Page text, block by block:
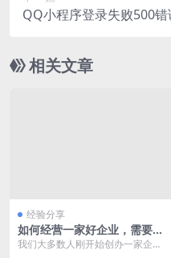
QQ小程序登录失败500
相关文章
经验分享
如何经营一家好企业，需要具
备什么要素特点
我们大多数人刚开始创办一家企业